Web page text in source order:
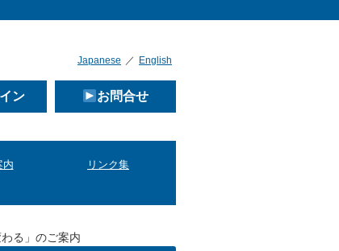
Japanese ／ English
ン お問合せ
内 リンク集
る」のご案内